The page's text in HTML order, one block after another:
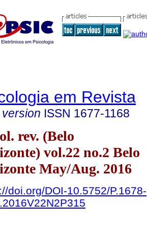
em Revista
ISSN 1677-1168
rev. (Belo
vol.22 no.2 Belo
May/Aug. 2016
doi.org/DOI-10.5752/P.1678-